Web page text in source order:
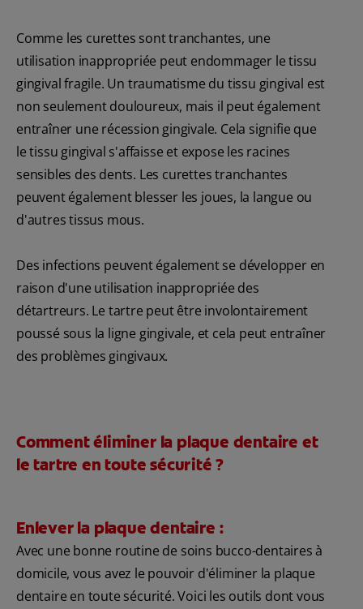
Comme les curettes sont tranchantes, une
utilisation inappropriée peut endommager le tissu
gingival fragile. Un traumatisme du tissu gingival est
non seulement douloureux, mais il peut également
entraîner une récession gingivale. Cela signifie que
le tissu gingival s'affaisse et expose les racines
sensibles des dents. Les curettes tranchantes
peuvent également blesser les joues, la langue ou
d'autres tissus mous.
Des infections peuvent également se développer en
raison d'une utilisation inappropriée des
détartreurs. Le tartre peut être involontairement
poussé sous la ligne gingivale, et cela peut entraîner
des problèmes gingivaux.
Comment éliminer la plaque dentaire et
le tartre en toute sécurité ?
Enlever la plaque dentaire :
Avec une bonne routine de soins bucco-dentaires à
domicile, vous avez le pouvoir d'éliminer la plaque
dentaire en toute sécurité. Voici les outils dont vous